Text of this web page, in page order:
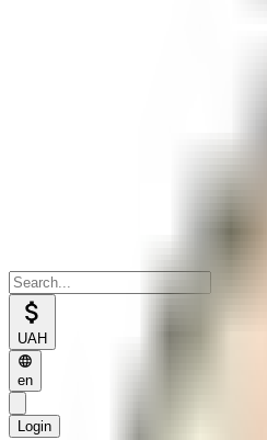
UAH
en
Login